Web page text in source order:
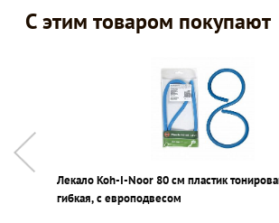
С этим товаром покупают
Лекало Koh-I-Noor 80 см пластик
гибкая, с европодвесом